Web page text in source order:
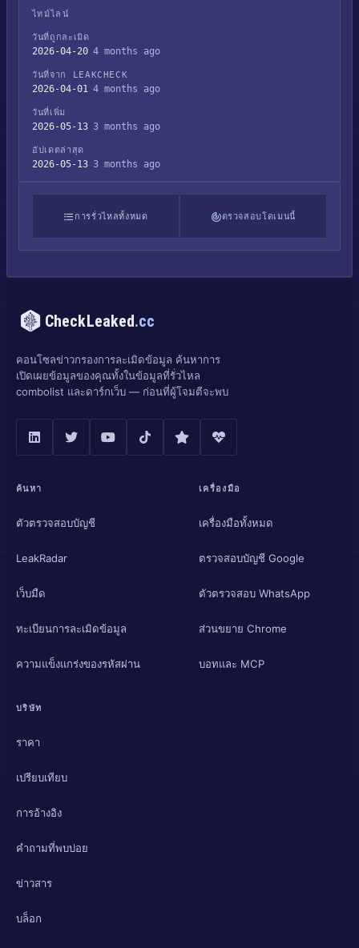
ไทม์ไลน์
วันที่ถูกละเมิด
2026-04-20 4 months ago
วันที่จาก LEAKCHECK
2026-04-01 4 months ago
วันที่เพิ่ม
2026-05-13 3 months ago
อัปเดตล่าสุด
2026-05-13 3 months ago
การรั่วไหลทั้งหมด ตรวจสอบโดเมนนี้
CheckLeaked.cc
คอนโซลข่าวกรองการละเมิดข้อมูล ค้นหาการ
เปิดเผยข้อมูลของคุณทั้งในข้อมูลที่รั่วไหล
combolist และดาร์กเว็บ — ก่อนที่ผู้โจมตีจะพบ
ค้นหา
ตัวตรวจสอบบัญชี
LeakRadar
เว็บมืด
ทะเบียนการละเมิดข้อมูล
ความแข็งแกร่งของรหัสผ่าน
เครื่องมือ
เครื่องมือทั้งหมด
ตรวจสอบบัญชี Google
ตัวตรวจสอบ WhatsApp
ส่วนขยาย Chrome
บอทและ MCP
บริษัท
ราคา
เปรียบเทียบ
การอ้างอิง
คำถามที่พบบ่อย
ข่าวสาร
บล็อก